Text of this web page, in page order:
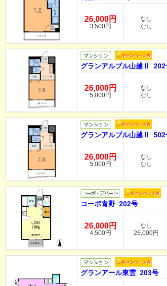
26,000円
3,500円
なし
なし
グランアルブル山越Ⅱ 202
26,000円
5,000円
なし
なし
グランアルブル山越Ⅱ 502
26,000円
5,000円
なし
なし
コーポ青野 202号
26,000円
4,500円
なし
26,000円
グランアール東雲 203号